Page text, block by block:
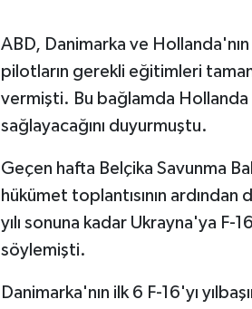
ABD, Danimarka ve Hollanda'nın
pilotların gerekli eğitimleri
vermişti. Bu bağlamda Hollanda
sağlayacağını duyurmuştu.
Geçen hafta Belçika Savunma
hükümet toplantısının
yılı sonuna kadar Ukrayna'ya F-
söylemişti.
Danimarka'nın ilk 6 F-16'yı